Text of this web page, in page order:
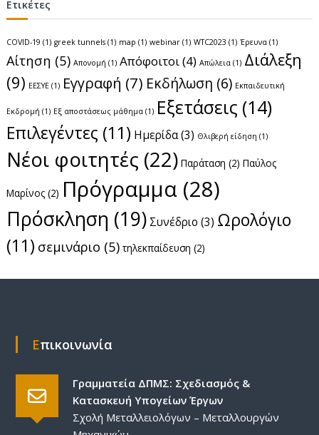
ρ
ω
ν
Ετικέτες
COVID-19 (1) greek tunnels(1) map (1) webinar(1) WTC2023 (1) Έρευνα(1)
Αίτηση (5) Απονομή (1) Απόφοιτοι(4) Απώλεια(1) Διάλεξη
(9) ΕΕΣΥΕ(1) Εγγραφή (7) Εκδήλωση (6) Εκπαιδευτική
Εκδρομή (1) Εξ αποστάσεως μάθημα(1) Εξετάσεις (14)
Επιλεγέντες (11) Ημερίδα(3) Θλιβερή είδηση (1)
Νέοι φοιτητές (22) Παράταση (2) Παύλος
Μαρίνος(2) Πρόγραμμα(28)
Πρόσκληση (19) Συνέδριο (3) Ωρολόγιο
(11) σεμινάριο (5) τηλεκπαίδευση (2)
Επικοινωνία
Γραμματεία ΔΠΜΣ: Σχεδιασμός &
Κατασκευή Υπογείων Έργων
Σχολή Μεταλλειολόγων – Μεταλλουργών